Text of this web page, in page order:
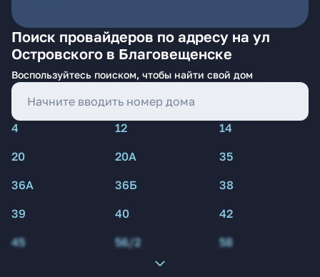
Поиск провайдеров по адресу на ул
Островского в Благовещенске
Воспользуйтесь поиском, чтобы найти свой дом
4 12
14
20
20А
35
36А
36Б
38
39
40
42
45
56/2 58